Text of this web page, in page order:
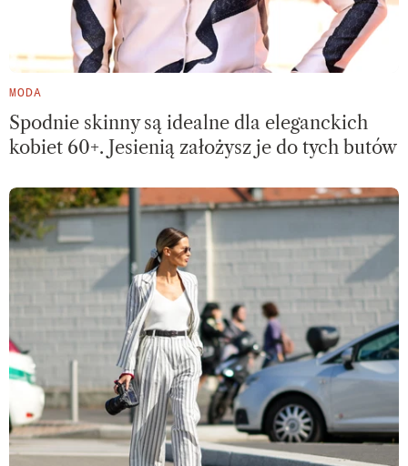
MODA
Spodnie skinny są idealne dla eleganckich
kobiet 60+. Jesienią założysz je do tych butów